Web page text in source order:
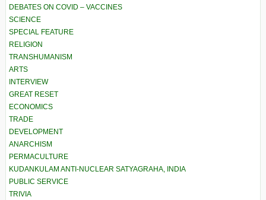
DEBATES ON COVID – VACCINES
SCIENCE
SPECIAL FEATURE
RELIGION
TRANSHUMANISM
ARTS
INTERVIEW
GREAT RESET
ECONOMICS
TRADE
DEVELOPMENT
ANARCHISM
PERMACULTURE
KUDANKULAM ANTI-NUCLEAR SATYAGRAHA, INDIA
PUBLIC SERVICE
TRIVIA